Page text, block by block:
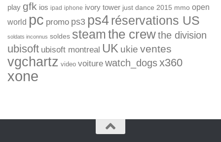
play gfk ios ipad iphone ivory tower just dance 2015 mmo open
world pc promo ps3 ps4réservations US
soldats inconnus soldes steamthe crewthe division
ubisoft ubisoft montreal UK ukie ventes
vgchartz video voiture watch_dogsx360
xone